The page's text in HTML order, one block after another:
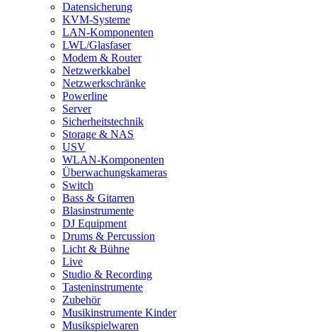
Datensicherung
KVM-Systeme
LAN-Komponenten
LWL/Glasfaser
Modem & Router
Netzwerkkabel
Netzwerkschränke
Powerline
Server
Sicherheitstechnik
Storage & NAS
USV
WLAN-Komponenten
Überwachungskameras
Switch
Bass & Gitarren
Blasinstrumente
DJ Equipment
Drums & Percussion
Licht & Bühne
Live
Studio & Recording
Tasteninstrumente
Zubehör
Musikinstrumente Kinder
Musikspielwaren